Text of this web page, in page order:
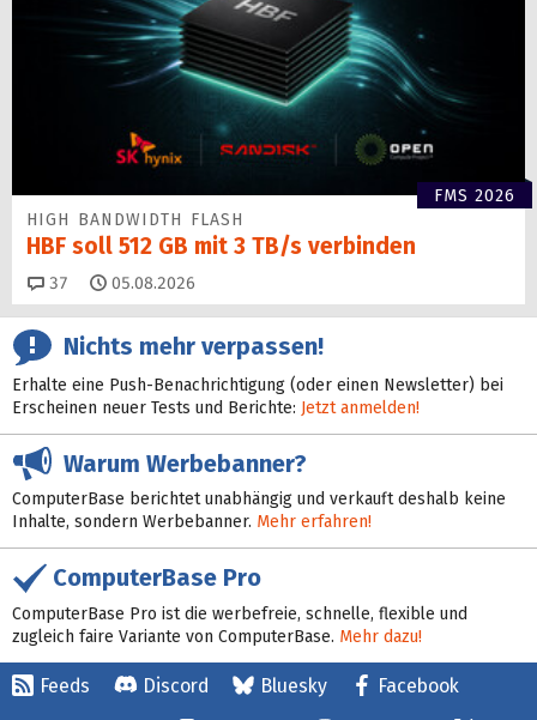
FMS 2026
HIGH BANDWIDTH FLASH
HBF soll 512 GB mit 3 TB/s verbinden
37 Kommentare
05.08.2026
Nichts mehr verpassen!
Erhalte eine Push-Benachrichtigung (oder einen Newsletter) bei
Erscheinen neuer Tests und Berichte: Jetzt anmelden!
Warum Werbebanner?
ComputerBase berichtet unabhängig und verkauft deshalb keine
Inhalte, sondern Werbebanner. Mehr erfahren!
ComputerBase Pro
ComputerBase Pro ist die werbefreie, schnelle, flexible und
zugleich faire Variante von ComputerBase. Mehr dazu!
Feeds Discord Bluesky
Facebook